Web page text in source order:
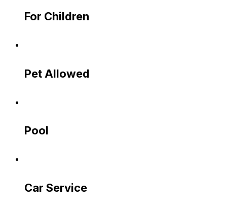
For Children
Pet Allowed
Pool
Car Service